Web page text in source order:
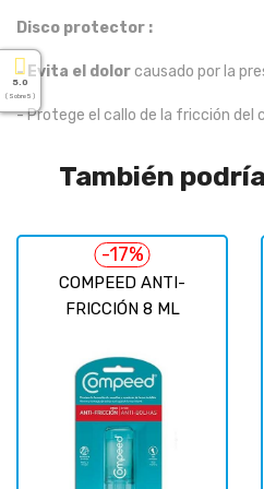
Disco protector :
- Evita el dolorcausado por la
- Protege el callo de la fricción del
También
COMPEED ANTI-
FRICCIÓN 8 ML
-17%
5.0
( Sobre 5 )